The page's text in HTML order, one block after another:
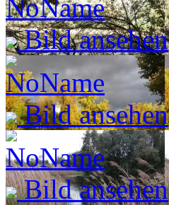
Bild ansehen
Bild ansehen
Bild ansehen